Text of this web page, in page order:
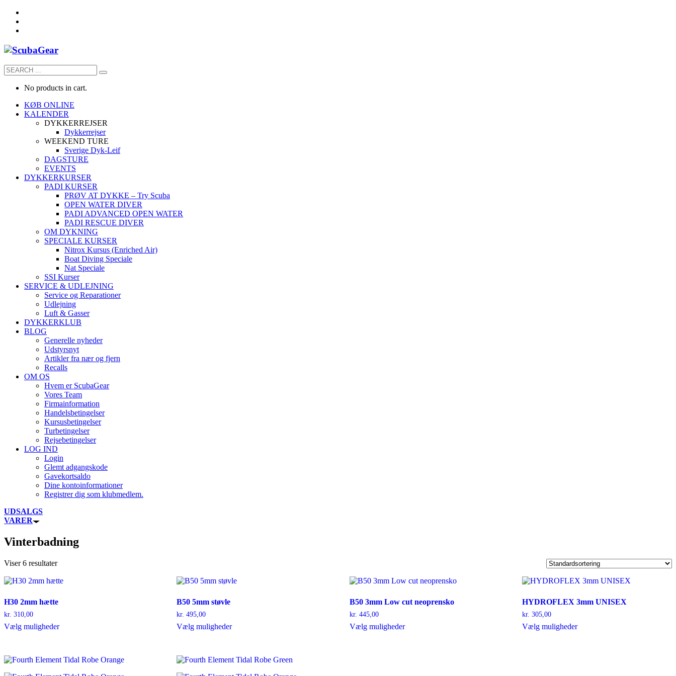
No products in cart.
KØB ONLINE
KALENDER
DYKKERREJSER
Dykkerrejser
WEEKEND TURE
Sverige Dyk-Leif
DAGSTURE
EVENTS
DYKKERKURSER
PADI KURSER
PRØV AT DYKKE – Try Scuba
OPEN WATER DIVER
PADI ADVANCED OPEN WATER
PADI RESCUE DIVER
OM DYKNING
SPECIALE KURSER
Nitrox Kursus (Enriched Air)
Boat Diving Speciale
Nat Speciale
SSI Kurser
SERVICE & UDLEJNING
Service og Reparationer
Udlejning
Luft & Gasser
DYKKERKLUB
BLOG
Generelle nyheder
Udstyrsnyt
Artikler fra nær og fjern
Recalls
OM OS
Hvem er ScubaGear
Vores Team
Firmainformation
Handelsbetingelser
Kursusbetingelser
Turbetingelser
Rejsebetingelser
LOG IND
Login
Glemt adgangskode
Gavekortsaldo
Dine kontoinformationer
Registrer dig som klubmedlem.
UDSALGS
VARER
Vinterbadning
Viser 6 resultater
H30 2mm hætte
kr. 310,00
Vælg mulighederDette
varianter.
B50 5mm støvle
kr. 495,00
Vælg mulighederDette
varianter.
B50 3mm Low cut neoprensko
kr. 445,00
Vælg mulighederDette
HYDROFLEX 3mm UNISEX
kr. 305,00
Vælg mulighederDette